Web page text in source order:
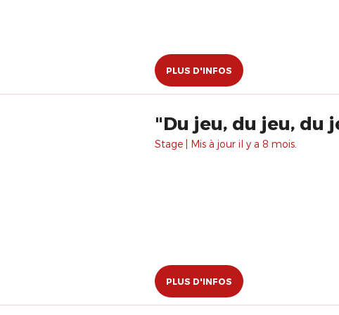
PLUS D'INFOS
"Du jeu, du jeu, du
Stage | Mis à jour il y a 8 mois.
PLUS D'INFOS